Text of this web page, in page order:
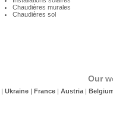
Chaudières murales
Chaudières sol
Our
| Ukraine | France | Austria |